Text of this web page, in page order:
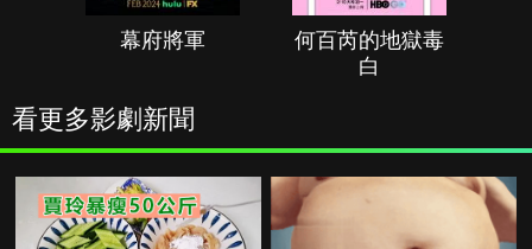
幕府將軍
何百芮的地獄毒
白
看更多影劇新聞